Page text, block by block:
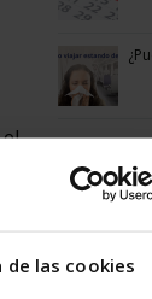
de las cookies